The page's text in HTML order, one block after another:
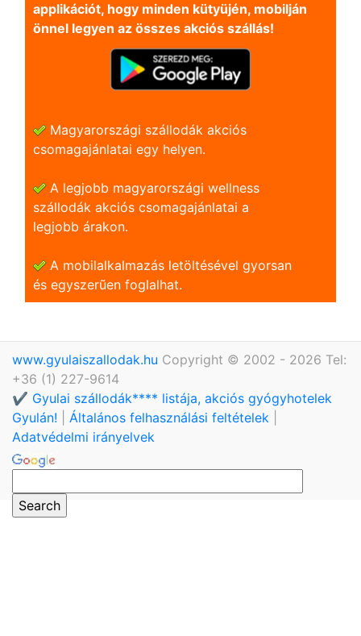
applikációt, hogy minden kütyüjén, mobilján
önnel legyen az összes akciós szállás!
Magyarországi szállodák akciós
csomagajánlatai egy helyen.
A legjobb magyarországi wellness
szállodák akciós csomagajánlatai a
legjobb árakon.
A mobilalkalmazás letöltésével gyorsan
és egyszerũen foglalhat.
www.gyulaiszallodak.hu Copyright © 2002 - 2026 Tel:
+36 (1) 227-9614
✔️ Gyulai szállodák**** listája, akciós gyógyhotelek
Gyulán!
Általános felhasználási feltételek
Adatvédelmi irányelvek